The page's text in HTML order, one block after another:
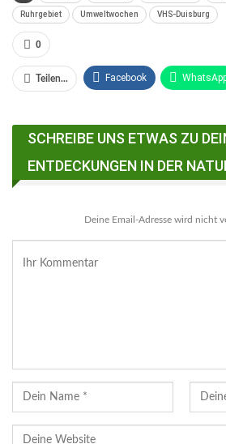
Ruhrgebiet Umweltwochen VHS-Duisburg
0
Teilen... Facebook
Facebook Messenger
SCHREIBE UNS ETWAS ZU
ENTDECKUNGEN IN DER
Deine Email-Adresse wird nicht